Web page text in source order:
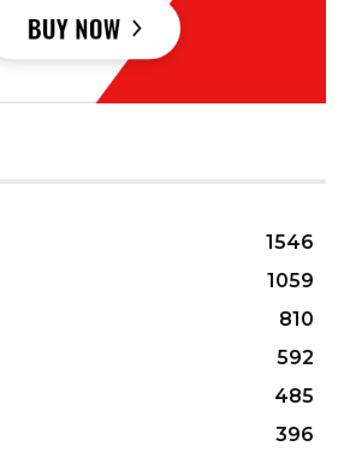
1546
1059
810
592
485
396